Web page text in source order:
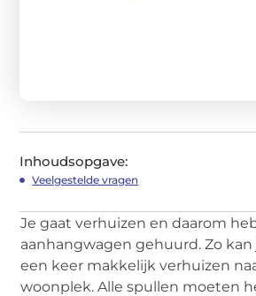
Inhoudsopgave:
Veelgestelde vragen
Je gaat verhuizen en daarom
aanhangwagen gehuurd. Zo kan
een keer makkelijk verhuizen
woonplek. Alle spullen moeten